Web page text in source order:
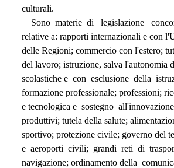
          culturali.
Sono  materie  di   legislazione
relative a: rapporti internazionali e
delle Regioni; commercio con l'estero;
del lavoro; istruzione, salva
scolastiche e  con  esclusione  della
formazione professionale; professioni;
e tecnologica e  sostegno
produttivi; tutela della salute;
sportivo; protezione civile; governo del
e  aeroporti  civili;  grandi  reti  di
navigazione; ordinamento della